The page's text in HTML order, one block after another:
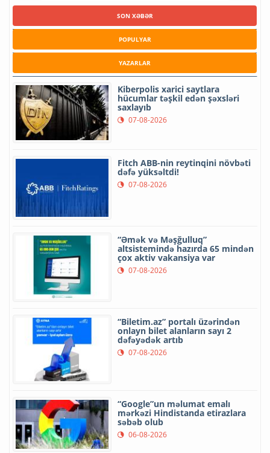
SON XƏBƏR
POPULYAR
YAZARLAR
Kiberpolis xarici saytlara
hücumlar təşkil edən şəxsləri
saxlayıb
07-08-2026
Fitch ABB-nin reytinqini növbəti
dəfə yüksəltdi!
07-08-2026
“Əmək və Məşğulluq”
altsistemində hazırda 65 mindən
çox aktiv vakansiya var
07-08-2026
“Biletim.az” portalı üzərindən
onlayn bilet alanların sayı 2
dəfəyədək artıb
07-08-2026
“Google”un məlumat emalı
mərkəzi Hindistanda etirazlara
səbəb olub
06-08-2026